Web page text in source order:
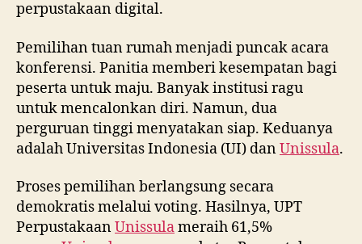
perpustakaan digital.
Pemilihan tuan rumah menjadi puncak acara
konferensi. Panitia memberi kesempatan bagi
peserta untuk maju. Banyak institusi ragu
untuk mencalonkan diri. Namun, dua
perguruan tinggi menyatakan siap. Keduanya
adalah Universitas Indonesia (UI) danUnissula.
Proses pemilihan berlangsung secara
demokratis melalui voting. Hasilnya, UPT
PerpustakaanUnissulameraih 61,5%